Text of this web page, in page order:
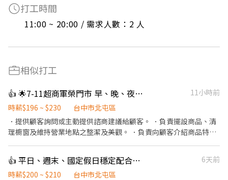
打工時間
11:00 ~ 20:00 / 需求人數：2 人
相似打工
👍 🌟7-11超商軍榮門市 早、晚、夜班工讀、兼職夥伴(長期）
11小時前
時薪$196 ~ $230
台中市北屯區
．提供顧客詢問或主動提供諮商建議給顧客。 ．負責擺設商品、清
理櫥窗及維持營業地點之整潔及美觀。 ．負責向顧客介紹商品特
束營業前，統計銷售情形、盤點貨品存量及撰寫當日業務報表。
👍 平日、週末、國定假日穩定配合工讀
6天前
時薪$200 ~ $210
台中市北屯區